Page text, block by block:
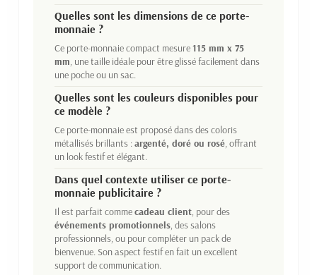
Quelles sont les dimensions de ce porte-
monnaie ?
Ce porte-monnaie compact mesure115 mm x 75
mm, une taille idéale pour être glissé facilement dans
une poche ou un sac.
Quelles sont les couleurs disponibles pour
ce modèle ?
Ce porte-monnaie est proposé dans des coloris
métallisés brillants :argenté, doré ou rosé, offrant
un look festif et élégant.
Dans quel contexte utiliser ce porte-
monnaie publicitaire ?
Il est parfait commecadeau client, pour des
événements promotionnels, des salons
professionnels, ou pour compléter un pack de
bienvenue. Son aspect festif en fait un excellent
support de communication.